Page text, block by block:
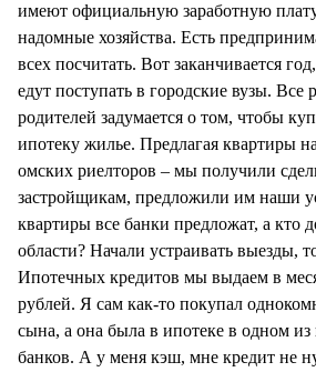
имеют официальную заработную
надомные хозяйства. Есть
всех посчитать. Вот заканчивается
едут поступать в городские вузы. Все
родителей задумается о том, чтобы
ипотеку жилье. Предлагая квартиры
омских риелторов – мы получили
застройщикам, предложили им наши
квартиры все банки предложат, а кто
области? Начали устраивать выезды,
Ипотечных кредитов мы выдаем в
рублей. Я сам как-то покупал
сына, а она была в ипотеке в одном из
банков. А у меня кэш, мне кредит не